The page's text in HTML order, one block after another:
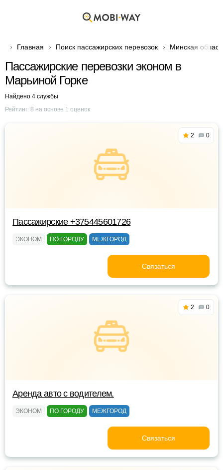
Главная Поиск пассажирских перевозок Минская
Пассажирские перевозки эконом в
Марьиной Горке
Найдено 4 службы
Рейтинг: 8 на основе 1 оценок
2 0
Пассажирские +375445601726
ЭКОНОМ ПО ГОРОДУ МЕЖГОРОД
Связаться
2 0
Аренда авто с водителем.
ЭКОНОМ ПО ГОРОДУ МЕЖГОРОД
Связаться